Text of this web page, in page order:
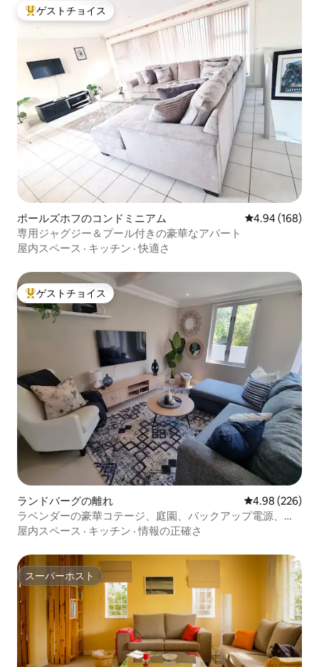
大好評のゲストチョイスです。
ゲストチョイス
ポールズホフのコンドミニアム レビュー168
4.94 (168)
専用ジャグジー＆プール付きの豪華なアパート
屋内スペース · キッチン ·快適さ
大好評のゲストチョイスです。
ゲストチョイス
ランドバーグの離れ レビュー226
4.98 (226)
ラベンダーの豪華コテージ、庭園、バックアップ電源、
H20
屋内スペース · キッチン ·情報の正確さ
スーパーホスト
スーパーホスト